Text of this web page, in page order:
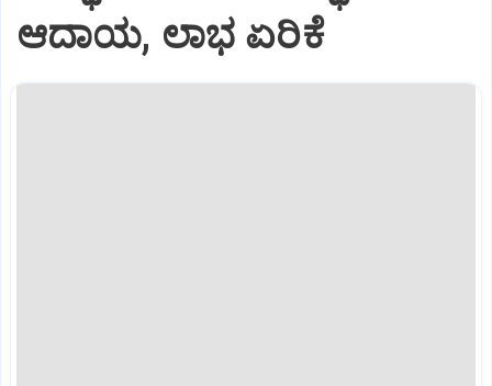
ಆದಾಯ, ಲಾಭ ಏರಿಕೆ